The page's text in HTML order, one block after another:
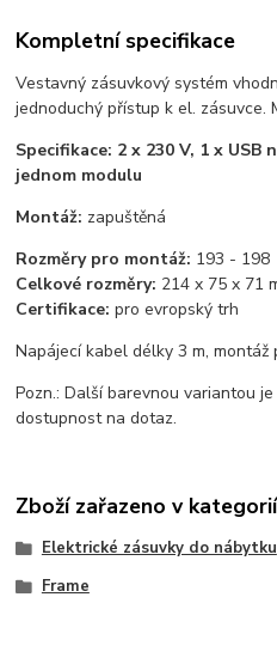
Kompletní specifikace
Vestavný zásuvkový systém
jednoduchý přístup k el. zásuvce.
Specifikace: 2 x 230 V, 1 x USB
jednom modulu
Montáž: zapuštěná
Rozměry pro montáž: 193 - 198
Celkové rozměry: 214 x 75 x 71
Certifikace: pro evropský trh
Napájecí kabel délky 3 m, montáž
Pozn.: Další barevnou variantou
dostupnost na dotaz.
Zboží zařazeno v
Elektrické zásuvky do nábytku
Frame